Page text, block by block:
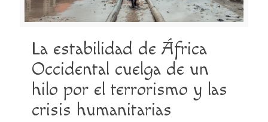
La estabilidad de África
Occidental cuelga de un
hilo por el terrorismo y las
crisis humanitarias